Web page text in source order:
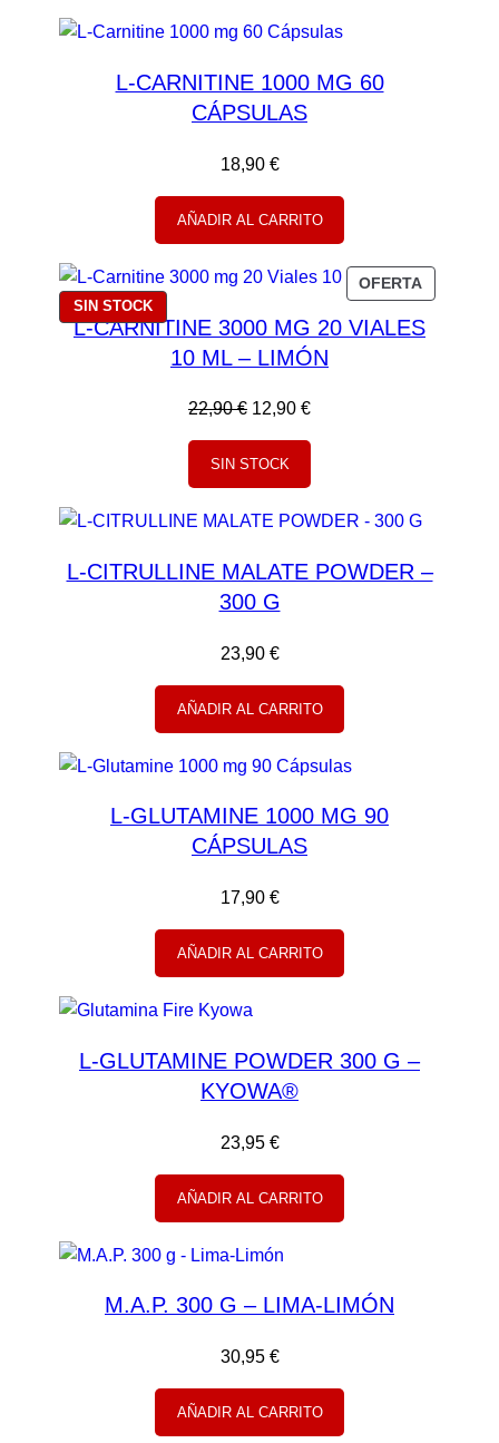
L-CARNITINE 1000 MG 60
CÁPSULAS
18,90 €
AÑADIR AL CARRITO
OFERTA
R
O
O
E
SIN STOCK
L-CARNITINE 3000 MG 20 VIALES
10 ML – LIMÓN
22,90€ E
p
r
e
i
o
r
i
g
n
l
e
a
:
2
,
0
€
12,90 €E
r
e
t
u
l
s
,
9
.
SIN STOCK
L-CITRULLINE MALATE POWDER –
300 G
23,90 €
AÑADIR AL CARRITO
L-GLUTAMINE 1000 MG 90
CÁPSULAS
17,90 €
AÑADIR AL CARRITO
L-GLUTAMINE POWDER 300 G –
KYOWA®
23,95 €
AÑADIR AL CARRITO
M.A.P. 300 G – LIMA-LIMÓN
30,95 €
AÑADIR AL CARRITO